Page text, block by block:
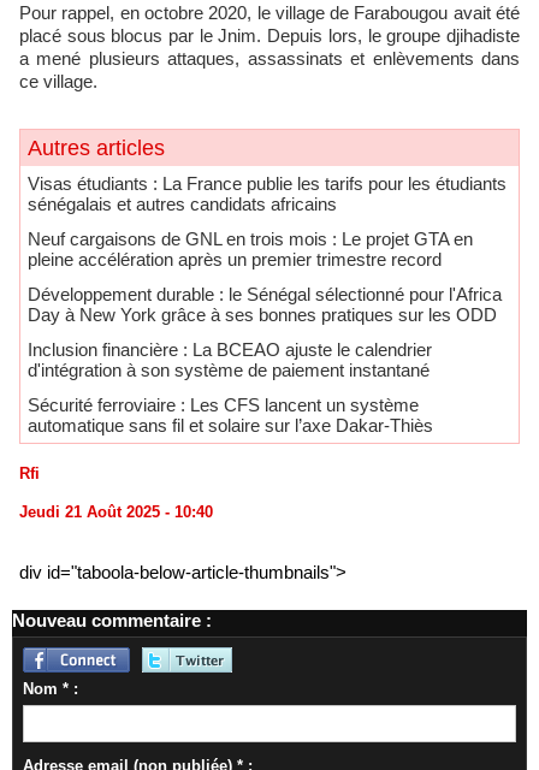
Pour rappel, en octobre 2020, le village de Farabougou avait été
placé sous blocus par le Jnim. Depuis lors, le groupe djihadiste
a mené plusieurs attaques, assassinats et enlèvements dans
ce village.
Autres articles
​Visas étudiants : La France publie les tarifs pour les étudiants
sénégalais et autres candidats africains
Neuf cargaisons de GNL en trois mois : Le projet GTA en
pleine accélération après un premier trimestre record
Développement durable : le Sénégal sélectionné pour l'Africa
Day à New York grâce à ses bonnes pratiques sur les ODD
​Inclusion financière : La BCEAO ajuste le calendrier
d'intégration à son système de paiement instantané
Sécurité ferroviaire : Les CFS lancent un système
automatique sans fil et solaire sur l’axe Dakar-Thiès
Rfi
Jeudi 21 Août 2025 - 10:40
div id="taboola-below-article-thumbnails">
Nouveau commentaire :
Nom * :
Adresse email (non publiée) * :